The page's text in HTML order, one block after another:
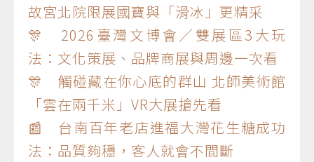
故宮北院限展國寶與「滑冰」更精采
🎊 2026臺灣文博會／雙展區3大玩
法：文化策展、品牌商展與周邊一次看
🎊 觸碰藏在你心底的群山 北師美術館
「雲在兩千米」VR大展搶先看
📰 台南百年老店進福大灣花生糖成功
法：品質夠穩，客人就會不間斷